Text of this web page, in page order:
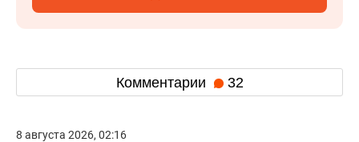
Комментарии 32
8 августа 2026, 02:16